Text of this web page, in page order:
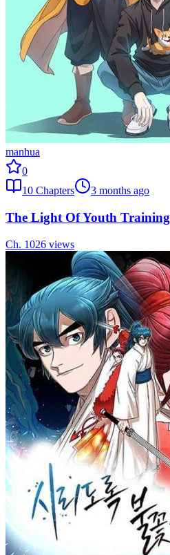
manhua
0
10 Chapters 3 months ago
The Light Of Youth Training
Ch. 1026 views